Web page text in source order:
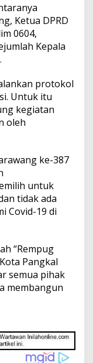
Ketua DPRD
0604,
Kepala
protokol
Untuk itu
kegiatan
oleh
ke-387
untuk
tidak ada
Covid-19 di
“Rempug
Pangkal
semua pihak
membangun